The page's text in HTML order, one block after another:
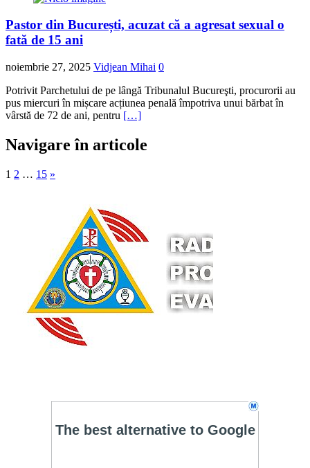
Pastor din București, acuzat că a agresat sexual o
fată de 15 ani
noiembrie 27, 2025 Vidjean Mihai 0
Potrivit Parchetului de pe lângă Tribunalul Bucureşti, procurorii au
pus miercuri în mișcare acțiunea penală împotriva unui bărbat în
vârstă de 72 de ani, pentru […]
Navigare în articole
1 2 … 15 »